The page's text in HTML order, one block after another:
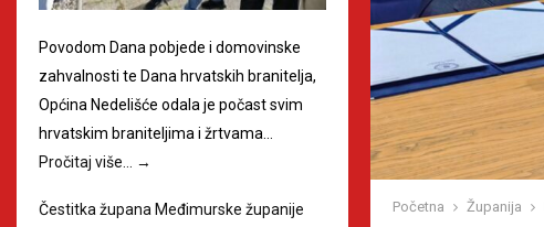
Početna Županija
Povodom Dana pobjede i domovinske
zahvalnosti te Dana hrvatskih branitelja,
Općina Nedelišće odala je počast svim
hrvatskim braniteljima i žrtvama…
Pročitaj više…
→
Čestitka župana Međimurske županije